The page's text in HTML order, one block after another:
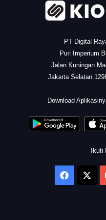
PT Digital
Puri Imperium
Jalan Kuningan
Jakarta Selatan
Download
Ikuti